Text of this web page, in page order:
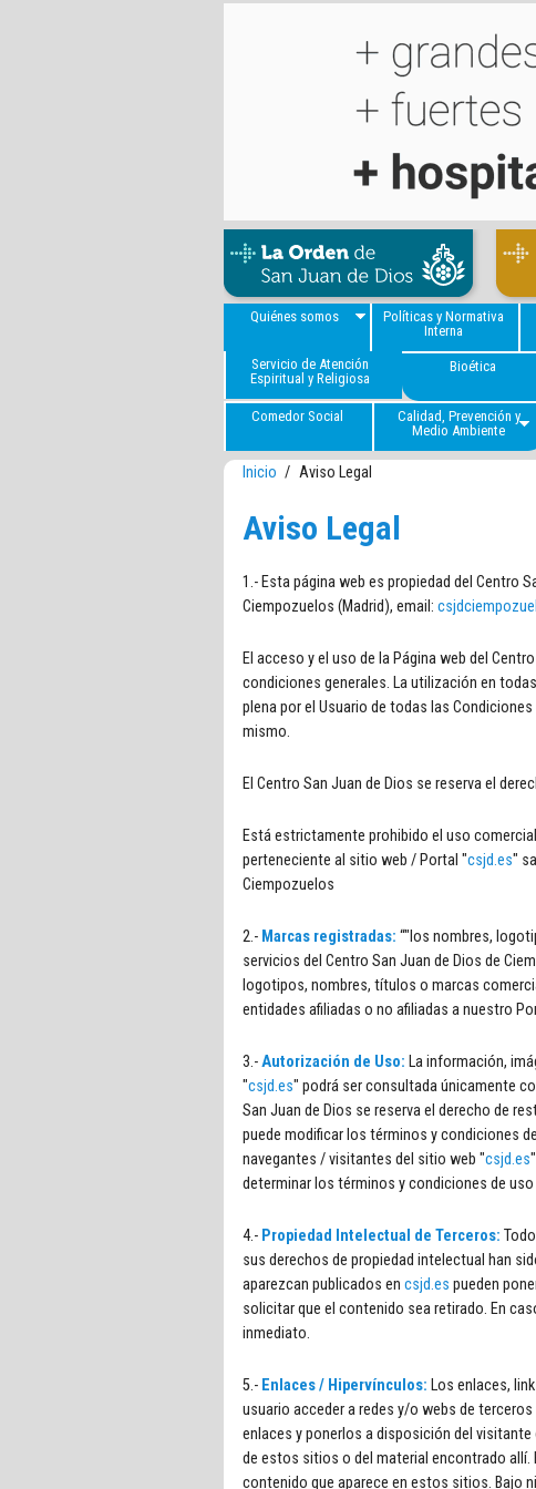
Quiénes somos
Políticas y Normativa
Interna
Servicio de Atención
Espiritual y Religiosa
Bioética
Comedor Social
Calidad, Prevención y
Medio Ambiente
Inicio / Aviso Legal
Aviso Legal
1.- Esta página web es propiedad del Centro
Ciempozuelos (Madrid), email:
El acceso y el uso de la Página web del
condiciones generales. La utilización en
plena por el Usuario de todas las
mismo.
El Centro San Juan de Dios se reserva el
Está estrictamente prohibido el uso
perteneciente al sitio web / Portal "csjd.es"
Ciempozuelos
2.- Marcas registradas: “"los nombres,
servicios del Centro San Juan de Dios de
logotipos, nombres, títulos o marcas
entidades afiliadas o no afiliadas a nuestro
3.-Autorización de Uso: La información,
"csjd.es" podrá ser consultada únicamente
San Juan de Dios se reserva el derecho de
puede modificar los términos y condiciones
navegantes / visitantes del sitio web "csjd.es
determinar los términos y condiciones de
4.- Propiedad Intelectual de Terceros:
sus derechos de propiedad intelectual han
aparezcan publicados en csjd.es pueden
solicitar que el contenido sea retirado. En
inmediato.
5.- Enlaces / Hipervínculos: Los enlaces,
usuario acceder a redes y/o webs de
enlaces y ponerlos a disposición del visitante
de estos sitios o del material encontrado allí.
contenido que aparece en estos sitios. Bajo